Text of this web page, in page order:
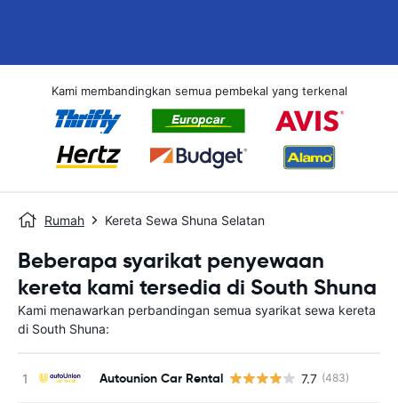
Kami membandingkan semua pembekal yang terkenal
Rumah Kereta Sewa Shuna Selatan
Beberapa syarikat penyewaan
kereta kami tersedia di South Shuna
Kami menawarkan perbandingan semua syarikat sewa kereta
di South Shuna:
Autounion Car Rental 7.7 (483)